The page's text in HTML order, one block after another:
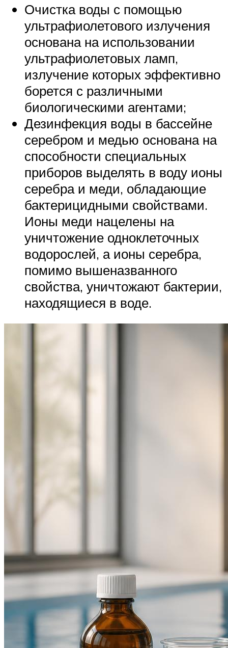
Очистка воды с помощью
ультрафиолетового излучения
основана на использовании
ультрафиолетовых ламп,
излучение которых эффективно
борется с различными
биологическими агентами;
Дезинфекция воды в бассейне
серебром и медью основана на
способности специальных
приборов выделять в воду ионы
серебра и меди, обладающие
бактерицидными свойствами.
Ионы меди нацелены на
уничтожение одноклеточных
водорослей, а ионы серебра,
помимо вышеназванного
свойства, уничтожают бактерии,
находящиеся в воде.